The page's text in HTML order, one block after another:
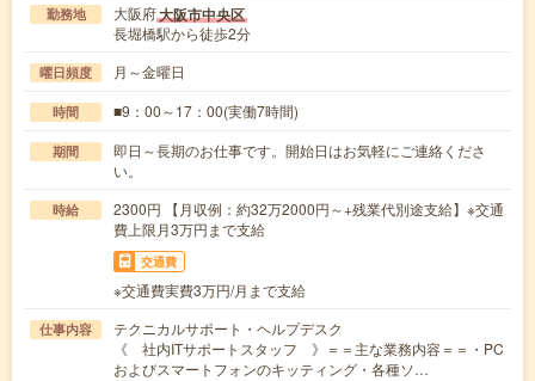
勤務地 大阪府大阪市中央区
長堀橋駅から徒歩2分
曜日頻度 月～金曜日
時間 ■9：00～17：00(実働7時間)
期間
即日～長期のお仕事です。開始日はお気軽にご連絡くださ
い。
時給
2300円 【月収例：約32万2000円～+残業代別途支給】※交通
費上限月3万円まで支給
交通費
※交通費実費3万円/月まで支給
仕事内容
テクニカルサポート・ヘルプデスク
《 社内ITサポートスタッフ 》＝＝主な業務内容＝＝・PC
およびスマートフォンのキッティング・各種ソ…